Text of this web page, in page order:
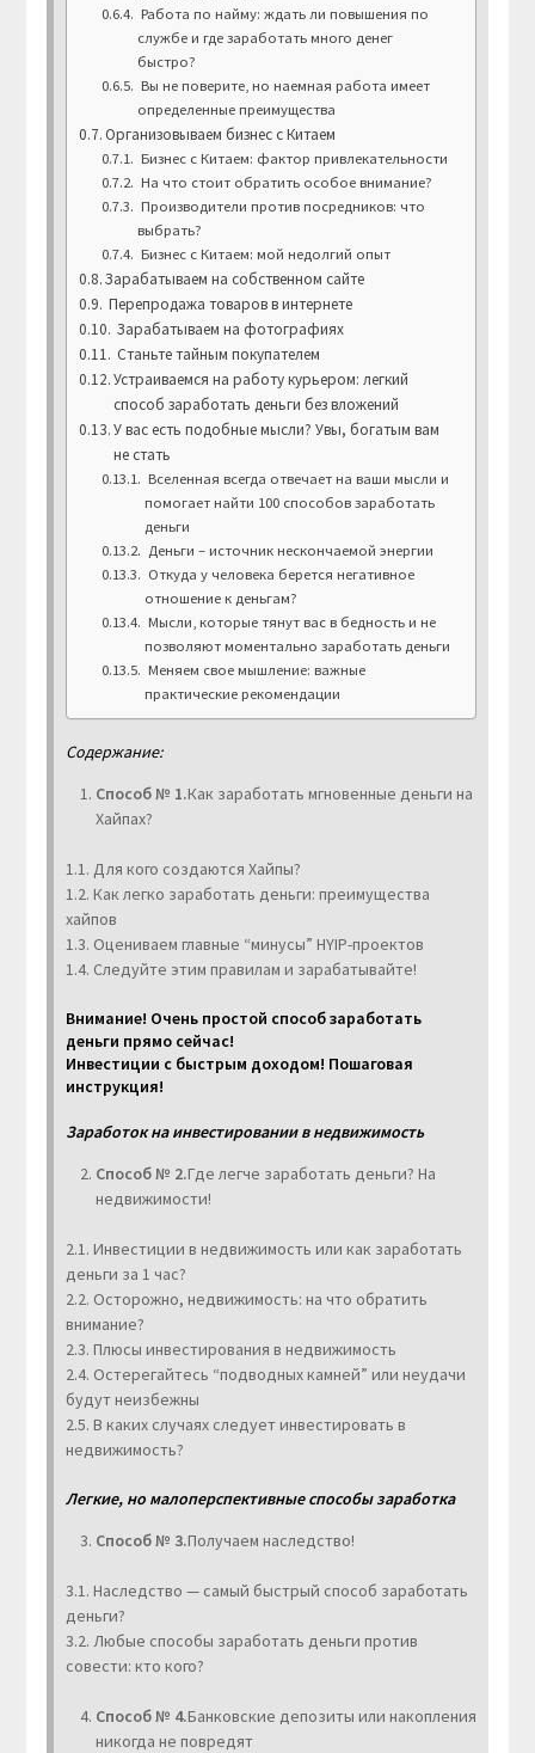
Работа по найму: ждать ли повышения по
службе и где заработать много денег
быстро?
Вы не поверите, но наемная работа имеет
определенные преимущества
Организовываем бизнес с Китаем
Бизнес с Китаем: фактор привлекательности
На что стоит обратить особое внимание?
Производители против посредников: что
выбрать?
Бизнес с Китаем: мой недолгий опыт
Зарабатываем на собственном сайте
Перепродажа товаров в интернете
Зарабатываем на фотографиях
Станьте тайным покупателем
Устраиваемся на работу курьером: легкий
способ заработать деньги без вложений
У вас есть подобные мысли? Увы, богатым вам
не стать
Вселенная всегда отвечает на ваши мысли и
помогает найти 100 способов заработать
деньги
Деньги – источник нескончаемой энергии
Откуда у человека берется негативное
отношение к деньгам?
Мысли, которые тянут вас в бедность и не
позволяют моментально заработать деньги
Меняем свое мышление: важные
практические рекомендации
Содержание:
Способ № 1.Как заработать мгновенные деньги на
Хайпах?
1.1. Для кого создаются Хайпы?
1.2. Как легко заработать деньги: преимущества
хайпов
1.3. Оцениваем главные “минусы” HYIP-проектов
1.4. Следуйте этим правилам и зарабатывайте!
Внимание! Очень простой способ заработать
деньги прямо сейчас!
Инвестиции с быстрым доходом! Пошаговая
инструкция!
Заработок на инвестировании в недвижимость
Способ № 2.Где легче заработать деньги? На
недвижимости!
2.1. Инвестиции в недвижимость или как заработать
деньги за 1 час?
2.2. Осторожно, недвижимость: на что обратить
внимание?
2.3. Плюсы инвестирования в недвижимость
2.4. Остерегайтесь “подводных камней” или неудачи
будут неизбежны
2.5. В каких случаях следует инвестировать в
недвижимость?
Легкие, но малоперспективные способы заработка
Способ № 3.Получаем наследство!
3.1. Наследство — самый быстрый способ заработать
деньги?
3.2. Любые способы заработать деньги против
совести: кто кого?
Способ № 4.Банковские депозиты или накопления
никогда не повредят